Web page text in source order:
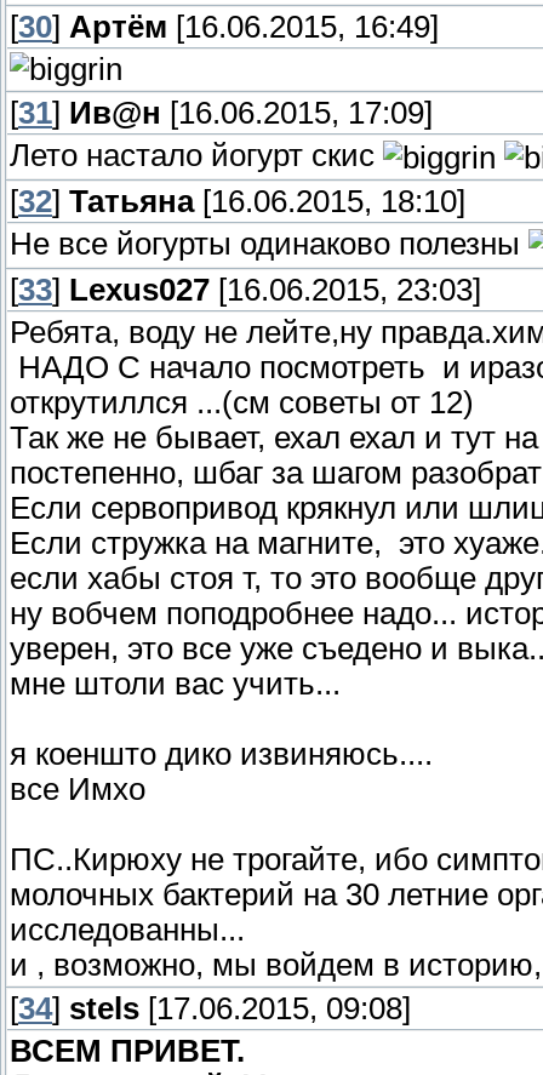
[30] Артём [16.06.2015, 16:49]
[31] Ив@н [16.06.2015, 17:09]
Лето настало йогурт скис
[32] Татьяна[16.06.2015, 18:10]
Не все йогурты одинаково полезны
[33] Lexus027 [16.06.2015, 23:03]
Ребята, воду не лейте,ну
НАДО С начало посмотреть и
открутиллся ...(см советы от 12)
Так же не бывает, ехал ехал и тут
постепенно, шбаг за шагом
Если сервопривод крякнул или
Если стружка на магните, это
если хабы стоя т, то это вообще
ну вобчем поподробнее надо...
уверен, это все уже съедено и
мне штоли вас учить...
я коеншто дико извиняюсь....
все Имхо
ПС..Кирюху не трогайте, ибо
молочных бактерий на 30 летние
исследованны...
и , возможно, мы войдем в историю,
[34] stels [17.06.2015, 09:08]
ВСЕМ ПРИВЕТ.